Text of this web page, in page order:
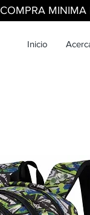
COMPRA
Inicio